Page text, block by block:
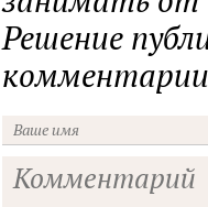
Решение